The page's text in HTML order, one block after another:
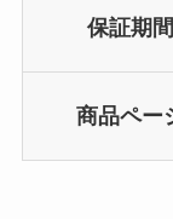
保証期間
商品ペー